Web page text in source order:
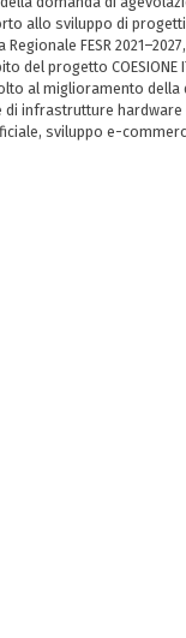
allo sviluppo di
FESR
del progetto COESIONE
al miglioramento della
di infrastrutture
sviluppo e-